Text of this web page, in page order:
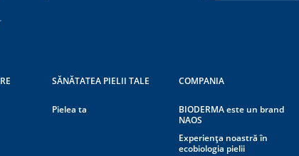
SĂNĂTATEA PIELII TALE
Pielea ta
COMPANIA
BIODERMA este un brand
NAOS
Experiența noastră în
ecobiologia pielii